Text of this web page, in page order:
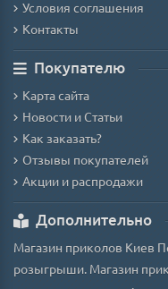
Условия соглашения
Контакты
Покупателю
Карта сайта
Новости и Статьи
Как заказать?
Отзывы покупателей
Акции и распродажи
Дополнительно
Магазин приколов Киев
розыгрыши. Магазин